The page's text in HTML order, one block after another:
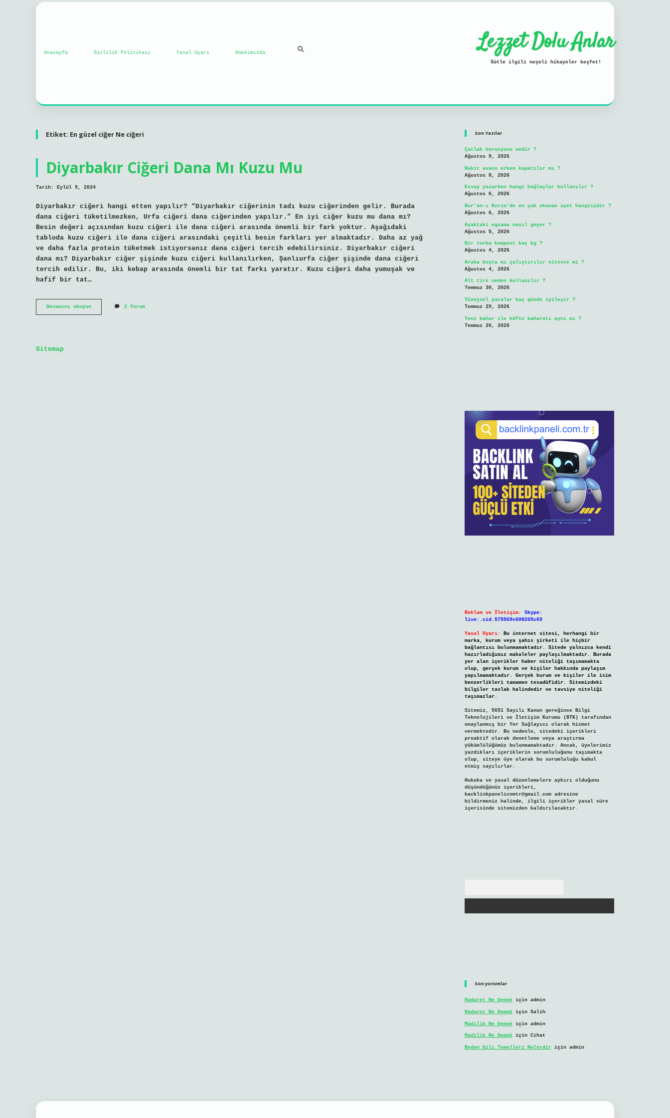
Anasayfa Gizlilik Politikası Yasal Uyarı Hakkımızda Lezzet Dolu Anlar
Sütle ilgili neşeli hikayeler keşfet!
Etiket: En güzel ciğer Ne ciğeri
Diyarbakır Ciğeri Dana Mı Kuzu Mu
Tarih: Eylül 9, 2024
Diyarbakır ciğeri hangi etten yapılır? “Diyarbakır ciğerinin tadı kuzu ciğerinden gelir. Burada
dana ciğeri tüketilmezken, Urfa ciğeri dana ciğerinden yapılır.” En iyi ciğer kuzu mu dana mı?
Besin değeri açısından kuzu ciğeri ile dana ciğeri arasında önemli bir fark yoktur. Aşağıdaki
tabloda kuzu ciğeri ile dana ciğeri arasındaki çeşitli besin farkları yer almaktadır. Daha az yağ
ve daha fazla protein tüketmek istiyorsanız dana ciğeri tercih edebilirsiniz. Diyarbakır ciğeri
dana mı? Diyarbakır ciğer şişinde kuzu ciğeri kullanılırken, Şanlıurfa ciğer şişinde dana ciğeri
tercih edilir. Bu, iki kebap arasında önemli bir tat farkı yaratır. Kuzu ciğeri daha yumuşak ve
hafif bir tat…
Devamını okuyunDiyarbakır
Ciğeri
2 Yorum
Sitemap
Son Yazılar
Çatlak korozyonu nedir ?
Ağustos 9, 2026
Nakit avans erken kapatılır mı ?
Ağustos 8, 2026
Essay yazarken hangi bağlaçlar kullanılır ?
Ağustos 6, 2026
Kur’an-ı Kerim’de en çok okunan ayet hangisidir ?
Ağustos 6, 2026
Ayaktaki egzama nasıl geçer ?
Ağustos 5, 2026
Bir torba kompost kaç kg ?
Ağustos 4, 2026
Araba boşta mı çalıştırılır viteste mi ?
Ağustos 4, 2026
Alt tire neden kullanılır ?
Temmuz 30, 2026
Yüzeysel yaralar kaç günde iyileşir ?
Temmuz 29, 2026
Yeni bahar ile köfte baharatı aynı mı ?
Temmuz 26, 2026
Reklam ve İletişim:
Skype:
live:.cid.575569c608265c69
Yasal Uyarı:
Bu internet sitesi, herhangi bir
marka, kurum veya şahıs şirketi ile hiçbir
bağlantısı bulunmamaktadır. Sitede yalnızca kendi
hazırladığımız makaleler paylaşılmaktadır. Burada
yer alan içerikler haber niteliği taşımamakta
olup, gerçek kurum ve kişiler hakkında paylaşım
yapılmamaktadır. Gerçek kurum ve kişiler ile isim
benzerlikleri tamamen tesadüfidir. Sitemizdeki
bilgiler taslak halindedir ve tavsiye niteliği
taşımazlar.
Sitemiz, 5651 Sayılı Kanun gereğince Bilgi
Teknolojileri ve İletişim Kurumu (BTK) tarafından
onaylanmış bir Yer Sağlayıcı olarak hizmet
vermektedir. Bu nedenle, sitedeki içerikleri
proaktif olarak denetleme veya araştırma
yükümlülüğümüz bulunmamaktadır. Ancak, üyelerimiz
yazdıkları içeriklerin sorumluluğunu taşımakta
olup, siteye üye olarak bu sorumluluğu kabul
etmiş sayılırlar.
Hukuka ve yasal düzenlemelere aykırı olduğunu
düşündüğünüz içerikleri,
backlinkpanelicomtr@gmail.comadresine
bildirmeniz halinde, ilgili içerikler yasal süre
içerisinde sitemizden kaldırılacaktır.
Son yorumlar
Hadaret Ne Demekiçin admin
Hadaret Ne Demekiçin Salih
Madilik Ne Demekiçin admin
Madilik Ne Demekiçin Cihat
Beden Dili Temelleri Nelerdiriçin admin